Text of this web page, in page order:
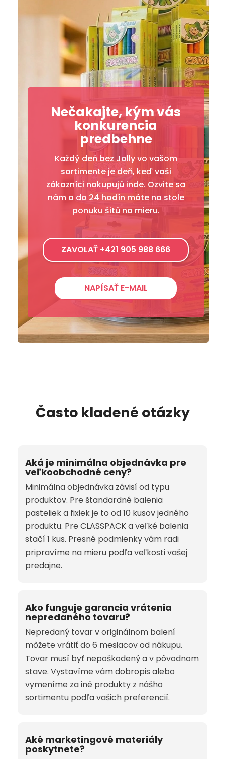
Nečakajte, kým vás
konkurencia
predbehne
Každý deň bez Jolly vo vašom
sortimente je deň, keď vaši
zákazníci nakupujú inde. Ozvite sa
nám a do 24 hodín máte na stole
ponuku šitú na mieru.
ZAVOLAŤ +421 905 988 666
NAPÍSAŤ E-MAIL
Často kladené otázky
Aká je minimálna objednávka pre
veľkoobchodné ceny?
Minimálna objednávka závisí od typu
produktov. Pre štandardné balenia
pasteliek a fixiek je to od 10 kusov jedného
produktu. Pre CLASSPACK a veľké balenia
stačí 1 kus. Presné podmienky vám radi
pripravíme na mieru podľa veľkosti vašej
predajne.
Ako funguje garancia vrátenia
nepredaného tovaru?
Nepredaný tovar v originálnom balení
môžete vrátiť do 6 mesiacov od nákupu.
Tovar musí byť nepoškodený a v pôvodnom
stave. Vystavíme vám dobropis alebo
vymeníme za iné produkty z nášho
sortimentu podľa vašich preferencií.
Aké marketingové materiály
poskytnete?